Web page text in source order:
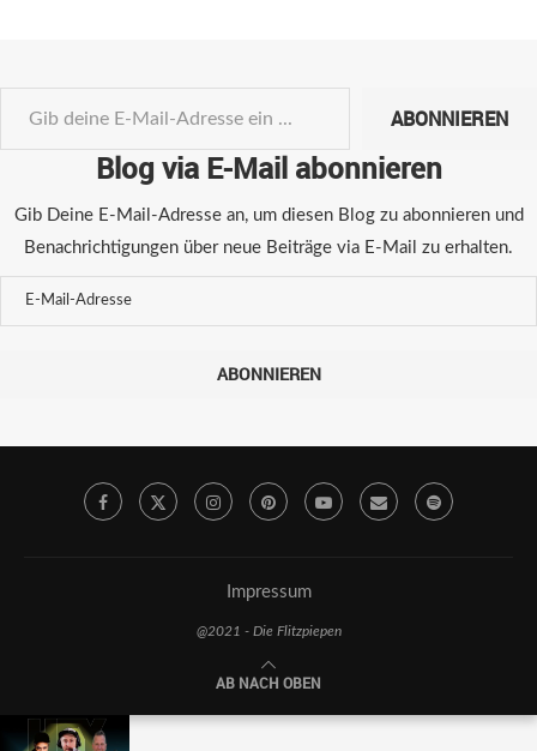
ABONNIEREN
Blog via E-Mail abonnieren
Gib Deine E-Mail-Adresse an, um diesen Blog zu abonnieren und
Benachrichtigungen über neue Beiträge via E-Mail zu erhalten.
ABONNIEREN
Impressum
@2021 - Die Flitzpiepen
AB NACH OBEN